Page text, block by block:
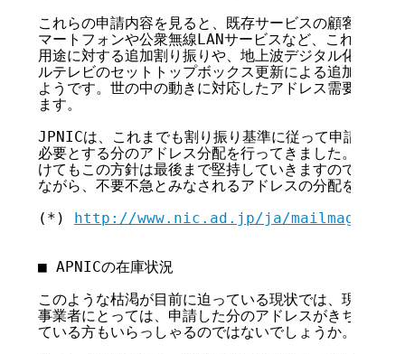
これらの申請内容を見ると、既存サービスの顧客増加
マートフォンや公衆無線LANサービスなど、これまでは
用途に対する追加割り振りや、地上波デジタル化対応
ルテレビのセットトップボックス更新による追加割り
ようです。世の中の動きに対応したアドレス需要の動
ます。
JPNICは、これまでも割り振り基準に従って申請内容
必要とする分のアドレス分配を行ってきました。IPv4
けてもこの方針は最後まで堅持していきますので、枯
ながら、不要不急とみなされるアドレスの分配を受け
(*) http://www.nic.ad.jp/ja/mailmagazine/
■ APNICの在庫状況
このような枯渇が目前に迫っている現状では、現在申
事業者にとっては、申請した分のアドレスがきちんと
ている方もいらっしゃるのではないでしょうか。